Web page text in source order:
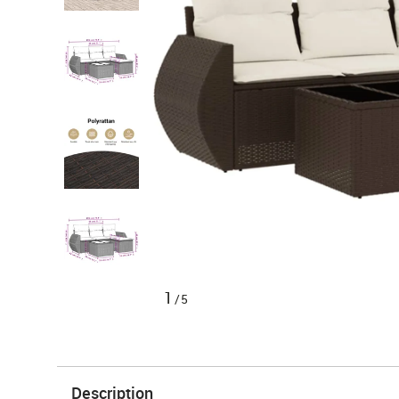
1 /5
Description